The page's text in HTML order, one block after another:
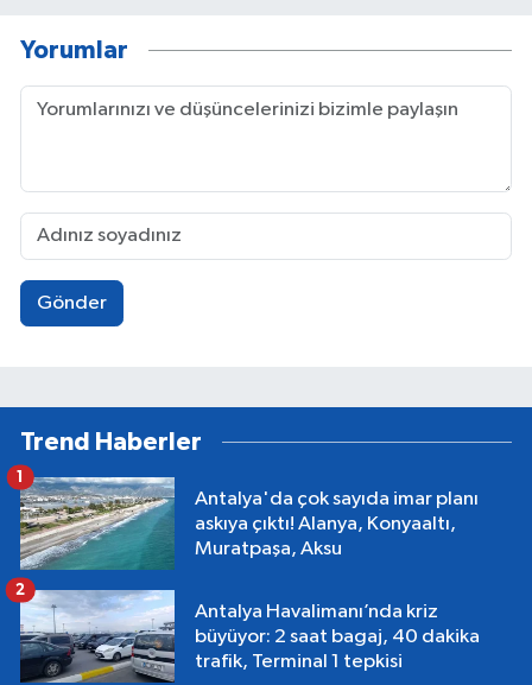
Yorumlar
Gönder
Trend Haberler
Antalya'da çok sayıda imar planı
askıya çıktı! Alanya, Konyaaltı,
Muratpaşa, Aksu
1
Antalya Havalimanı’nda kriz
büyüyor: 2 saat bagaj, 40 dakika
trafik, Terminal 1 tepkisi
2